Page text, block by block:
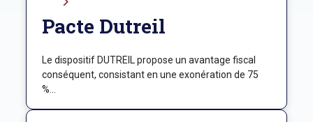
Pacte Dutreil
Le dispositif DUTREIL propose un avantage fiscal
conséquent, consistant en une exonération de 75
%...